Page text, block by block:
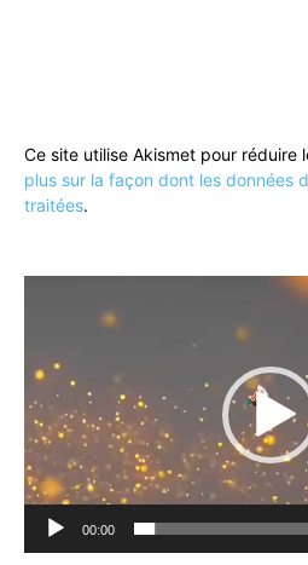
Ce site utilise Akismet pour réduire
plus sur la façon dont les données
traitées.
00:00